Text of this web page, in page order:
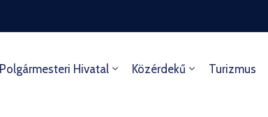
Polgármesteri Hivatal Közérdekű Turizmus